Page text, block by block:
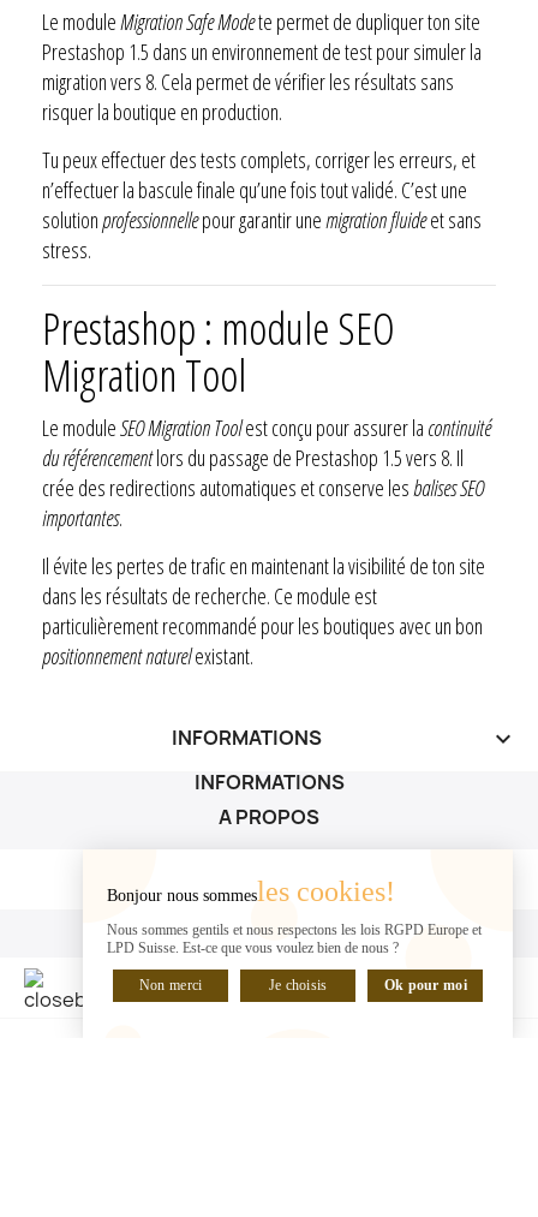
Le moduleMigration Safe Modete permet de dupliquer ton site
Prestashop 1.5 dans un environnement de test pour simuler la
migration vers 8. Cela permet de vérifier les résultats sans
risquer la boutique en production.
Tu peux effectuer des tests complets, corriger les erreurs, et
n’effectuer la bascule finale qu’une fois tout validé. C’est une
solutionprofessionnellepour garantir une migration fluideet sans
stress.
Prestashop : module SEO
Migration Tool
Le moduleSEO Migration Toolest conçu pour assurer la continuité
du référencementlors du passage de Prestashop 1.5 vers 8. Il
crée des redirections automatiques et conserve les balises SEO
importantes.
Il évite les pertes de trafic en maintenant la visibilité de ton site
dans les résultats de recherche. Ce module est
particulièrement recommandé pour les boutiques avec un bon
positionnement naturelexistant.
INFORMATIONS keyboard_arrow_down
INFORMATIONS
A PROPOS
A PROPOS
VOTRE COMPTE
VOTRE COMPTE
Bonjour nous sommesles cookies!
Nous sommes gentils et nous respectons les lois RGPD Europe et
LPD Suisse. Est-ce que vous voulez bien de nous ?
Non merci Je choisis Ok pour moi
DISCUTER EN LIGNE